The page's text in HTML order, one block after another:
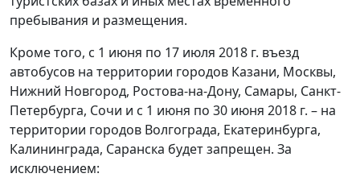
пребывания и размещения.
Кроме того, с 1 июня по 17 июля 2018 г. въезд
автобусов на территории городов Казани, Москвы,
Нижний Новгород, Ростова-на-Дону, Самары, Санкт-
Петербурга, Сочи и с 1 июня по 30 июня 2018 г. – на
территории городов Волгограда, Екатеринбурга,
Калининграда, Саранска будет запрещен. За
исключением: